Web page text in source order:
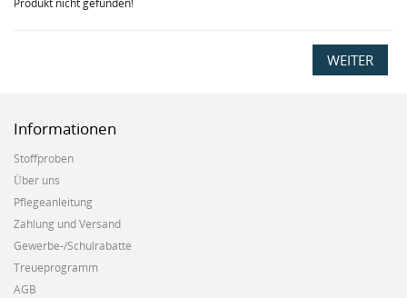
Produkt nicht gefunden!
WEITER
Informationen
Stoffproben
Über uns
Pflegeanleitung
Zahlung und Versand
Gewerbe-/Schulrabatte
Treueprogramm
AGB